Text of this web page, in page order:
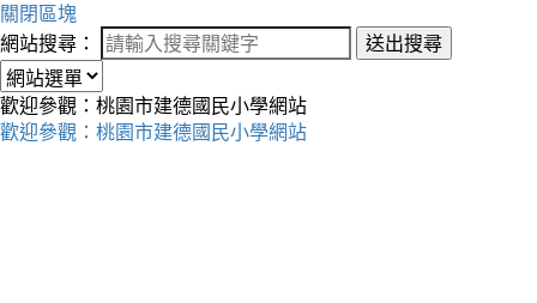
關閉區塊
網站搜尋：
送出搜尋
歡迎參觀：桃園市建德國民小學網站
歡迎參觀：桃園市建德國民小學網站